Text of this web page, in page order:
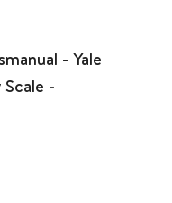
- Yale
-